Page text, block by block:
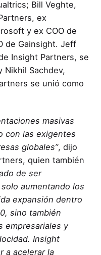
Bill Veghte,
ex
y ex COO de
de Gainsight. Jeff
Insight Partners, se
Nikhil Sachdev,
se unió como
masivas
con las exigentes
globales”, dijo
quien también
de ser
aumentando los
expansión dentro
sino también
empresariales y
Insight
a acelerar la